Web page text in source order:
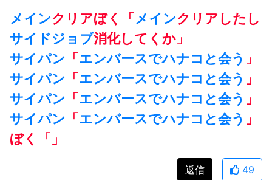
メインクリアぼく「メインクリアしたし
サイドジョブ消化してくか」
サイパン 「エンバースでハナコと会う 」
サイパン 「エンバースでハナコと会う 」
サイパン 「エンバースでハナコと会う 」
サイパン 「エンバースでハナコと会う 」
ぼく「」
返信 49